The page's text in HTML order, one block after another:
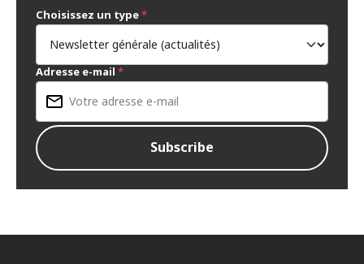
Choisissez un type*
Adresse e-mail *